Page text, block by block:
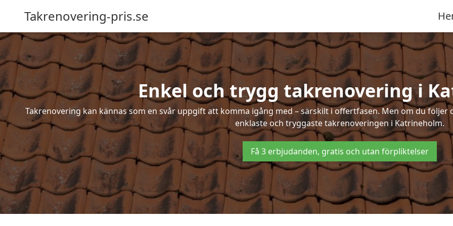
Takrenovering-pris.se
Enkel och trygg takrenovering i
Takrenovering kan kännas som en svår uppgift att komma igång med – särskilt i offertfasen. Men om du
enklaste och tryggaste takrenoveringen i Katrineholm.
Få 3 erbjudanden, gratis och utan förpliktelser